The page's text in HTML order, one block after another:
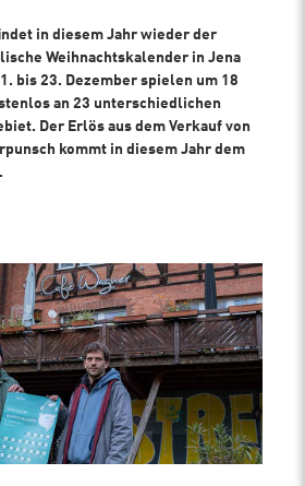
in diesem Jahr wieder der
Weihnachtskalender in Jena
bis 23. Dezember spielen um 18
an 23 unterschiedlichen
Der Erlös aus dem Verkauf von
kommt in diesem Jahr dem